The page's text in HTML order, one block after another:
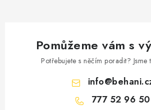
Pomůžeme vám s
Potřebujete s něčím poradit? Jsme
info@
777 52 96 50